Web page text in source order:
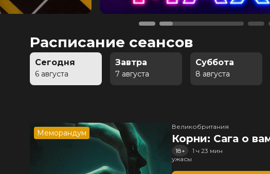
Расписание сеансов
Сегодня
6 августа
Завтра
7 августа
Суббота
8 августа
Меморандум
Великобритания
Корни: Сага о
18+
1 ч 23 мин
ужасы